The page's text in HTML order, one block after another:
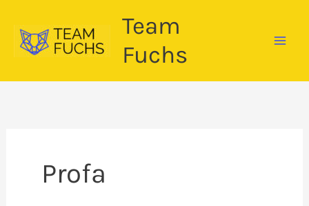
Inhalt
springen
Team
Fuchs
Profa